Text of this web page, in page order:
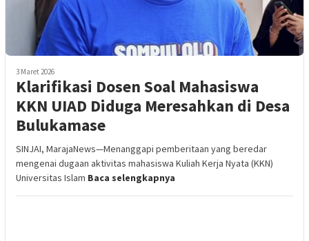
3 Maret 2026
Klarifikasi Dosen Soal Mahasiswa
KKN UIAD Diduga Meresahkan di Desa
Bulukamase
SINJAI, MarajaNews—Menanggapi pemberitaan yang beredar
mengenai dugaan aktivitas mahasiswa Kuliah Kerja Nyata (KKN)
Universitas Islam Baca selengkapnya